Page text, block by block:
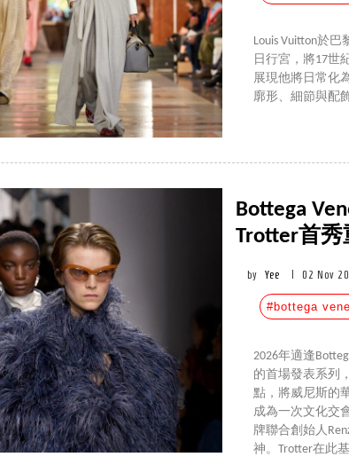
Louis Vuitton於
日行宮，將17世
展現他將日常化
廓形、細節與配
Bottega
Trotter首秀
by Yee 02 Nov
#bottega
2026年適逢
的首場發表系列
點，將威尼斯的
成為一次文化交
牌聯合創始人
神。Trotter在此